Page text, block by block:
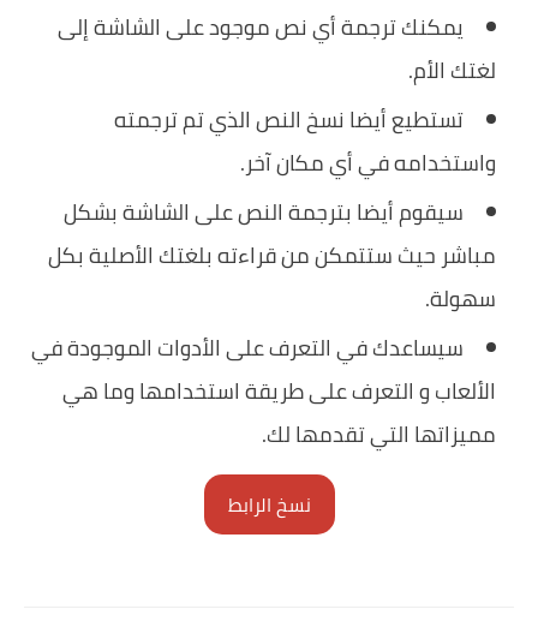
‏يمكنك ترجمة أي نص موجود على الشاشة إلى
لغتك الأم.
‏تستطيع أيضا نسخ النص الذي تم ترجمته
واستخدامه في أي مكان آخر.
‏سيقوم أيضا بترجمة النص على الشاشة بشكل
مباشر حيث ستتمكن من قراءته بلغتك الأصلية بكل
سهولة.
‏سيساعدك في التعرف على الأدوات الموجودة في
الألعاب و التعرف على طريقة استخدامها وما هي
مميزاتها التي تقدمها لك.
نسخ الرابط